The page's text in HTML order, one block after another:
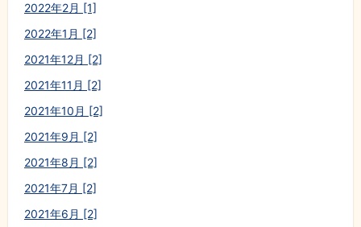
2022年2月 [1]
2022年1月 [2]
2021年12月 [2]
2021年11月 [2]
2021年10月 [2]
2021年9月 [2]
2021年8月 [2]
2021年7月 [2]
2021年6月 [2]